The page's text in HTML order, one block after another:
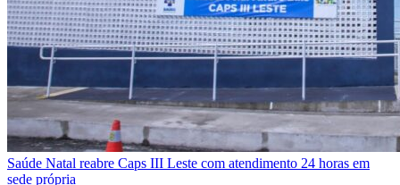
Saúde Natal reabre Caps III Leste com atendimento 24 horas em
sede própria